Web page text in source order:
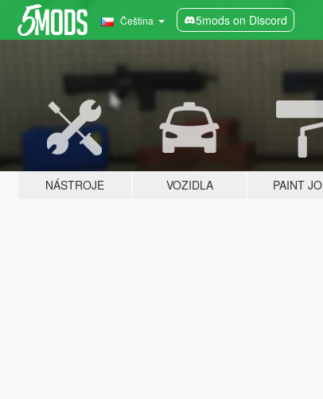
Čeština 5mods on Discord
NÁSTROJE VOZIDLA PAINT